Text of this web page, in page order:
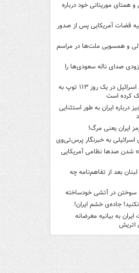
و همتای موریتانی خود درباره
قضات آمریکایی پس از صدور
و همسویی ملت‌ها در مراسم
صدای ناله سعودی‌ها را
یونیفل: ارتش اسرائیل در یک روز ۱۱۳ توپ به
کرده است
درباره ایران به طور استثنایی
ایران یعنی مرگ!
اسرائیلی به خبرنگار پرس‌تی‌وی
شدن صدها نظامی آمریکایی
بعد از تفاهم‌نامه چه
سوختن در آتشی خودساخته
جاده‌ی خشم ایران!
به بیانیه مغرضانه
اتریش